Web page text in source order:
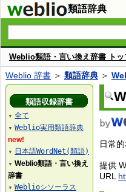
類語辞典
Weblio類語・言い換え辞書 トッ
Weblio 辞書 ＞ 類語辞典 ＞
日常
提供
URL
類語収録辞書
▼ 全て
▼ Weblio実用類語辞典
new!
▼ 日本語WordNet(類語)
▼ Weblio類語・言い換え
辞書
▼ Weblioシソーラス